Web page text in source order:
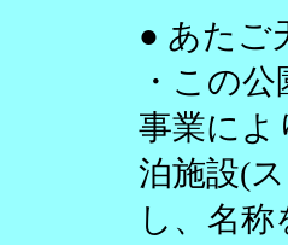
● あたご
・この
事業によ
泊施設(
し、名